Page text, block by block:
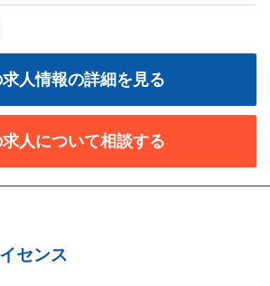
求人情報の詳細を見る
求人について相談する
センス